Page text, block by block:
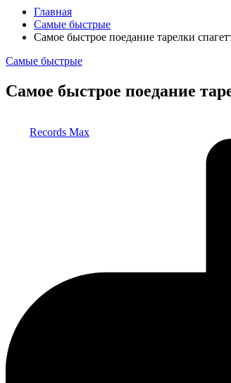
Главная
Самые быстрые
Самое быстрое поедание тарелки
Опубликовано
Самые быстрые
Самое быстрое поедание
Records Max